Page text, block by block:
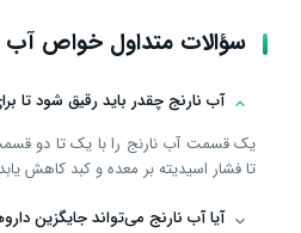
سؤالات متداول خواص آب
آب نارنج چقدر باید رقیق شود تا
یک قسمت آب نارنج را با یک تا دو
تا فشار اسیدیته بر معده و کبد کاهش
آیا آب نارنج می‌تواند جایگزین